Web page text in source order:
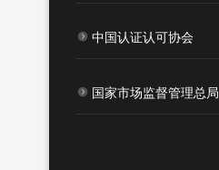
中国认证认可协会
国家市场监督管理总局